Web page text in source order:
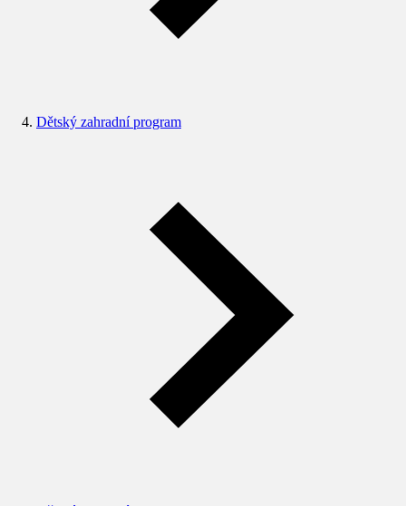
Dětský zahradní program